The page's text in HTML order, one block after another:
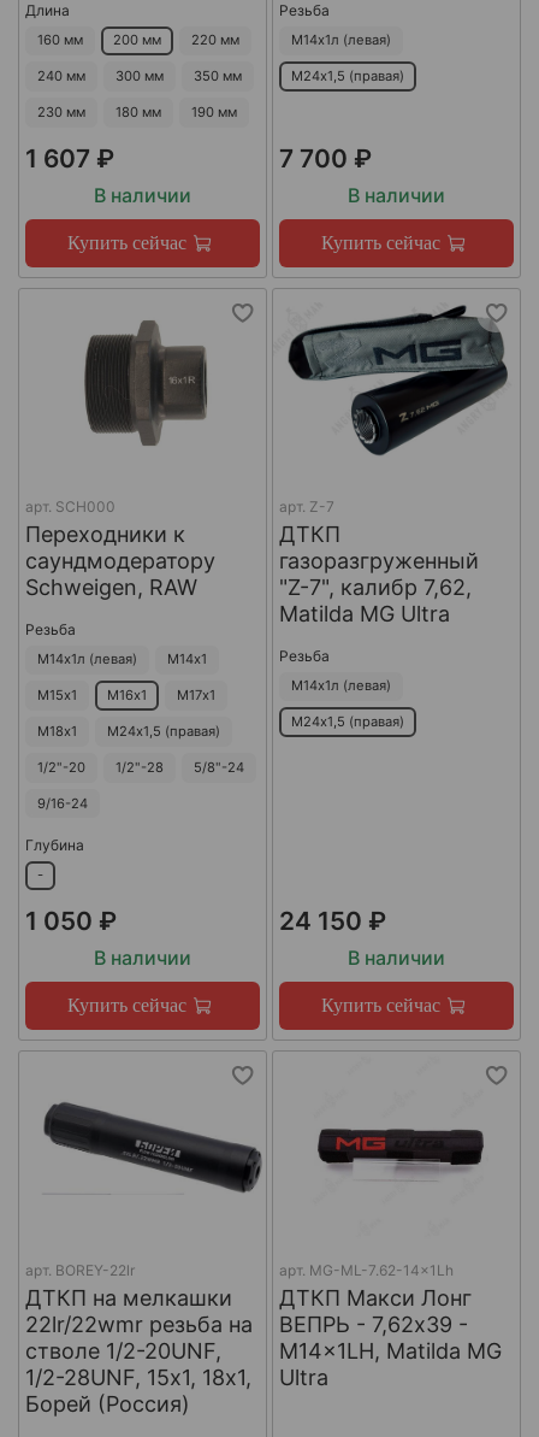
Длина
160 мм 200 мм 220 мм
240 мм 300 мм 350 мм
230 мм 180 мм 190 мм
1 607 ₽
В наличии
Купить сейчас
Резьба
М14х1л (левая)
М24х1,5 (правая)
7 700 ₽
В наличии
Купить сейчас
арт. SCH000
Переходники к
саундмодератору
Schweigen, RAW
Резьба
М14х1л (левая) М14х1
М15х1 М16х1 М17х1
М18х1 М24х1,5 (правая)
1/2"-20 1/2"-28 5/8"-24
9/16-24
Глубина
-
1 050 ₽
В наличии
Купить сейчас
арт. Z-7
ДТКП
газоразгруженный
"Z-7", калибр 7,62,
Matilda MG Ultra
Резьба
М14х1л (левая)
М24х1,5 (правая)
24 150 ₽
В наличии
Купить сейчас
арт. BOREY-22lr
ДТКП на мелкашки
22lr/22wmr резьба на
стволе 1/2-20UNF,
1/2-28UNF, 15х1, 18х1,
Борей (Россия)
арт. MG-ML-7.62-14x1Lh
ДТКП Макси Лонг
ВЕПРЬ - 7,62x39 -
M14x1LH, Matilda MG
Ultra